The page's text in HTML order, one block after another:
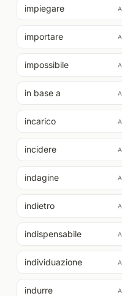
impiegare
importare
impossibile
in base a
incarico
incidere
indagine
indietro
indispensabile
individuazione
indurre